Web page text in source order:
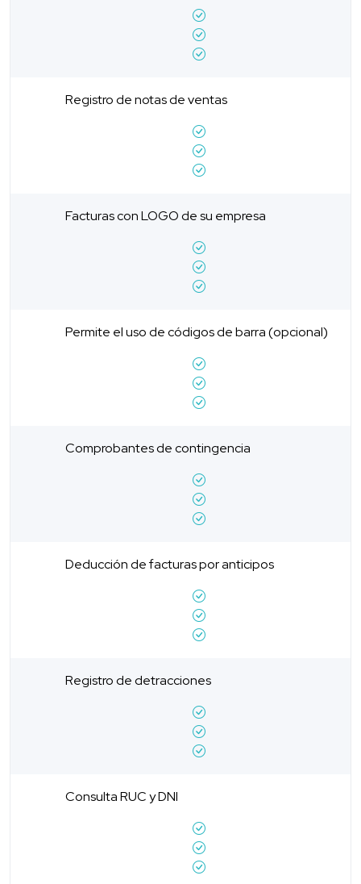
Registro de notas de ventas
Facturas con LOGO de su empresa
Permite el uso de códigos de barra (opcional)
Comprobantes de contingencia
Deducción de facturas por anticipos
Registro de detracciones
Consulta RUC y DNI